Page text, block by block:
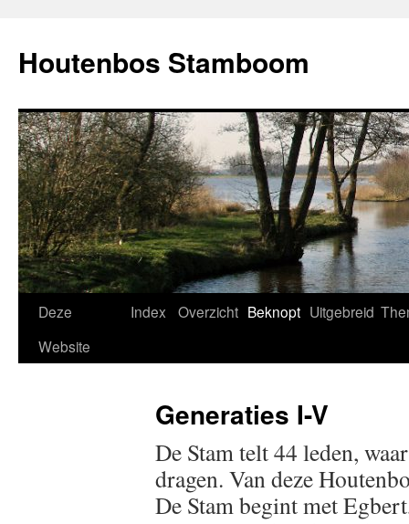
de
inhoud
Houtenbos Stamboom
Deze
Website
Index Overzicht Beknopt Uitgebreid
Generaties I-V
De Stam telt 44 leden,
dragen. Van deze
De Stam begint met